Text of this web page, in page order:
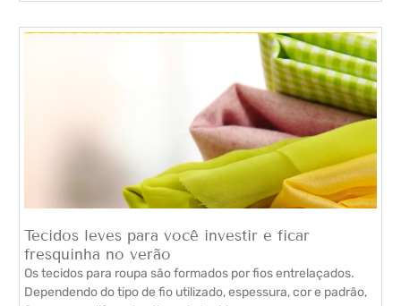
Tecidos leves para você investir e ficar
fresquinha no verão
Os tecidos para roupa são formados por fios entrelaçados.
Dependendo do tipo de fio utilizado, espessura, cor e padrão,